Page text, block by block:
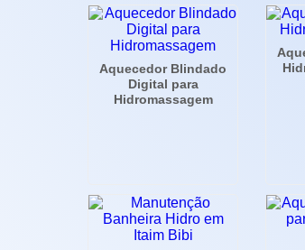
Aquecedor Blindado
Digital para
Hidromassagem